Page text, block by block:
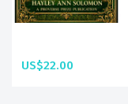
US$22.00